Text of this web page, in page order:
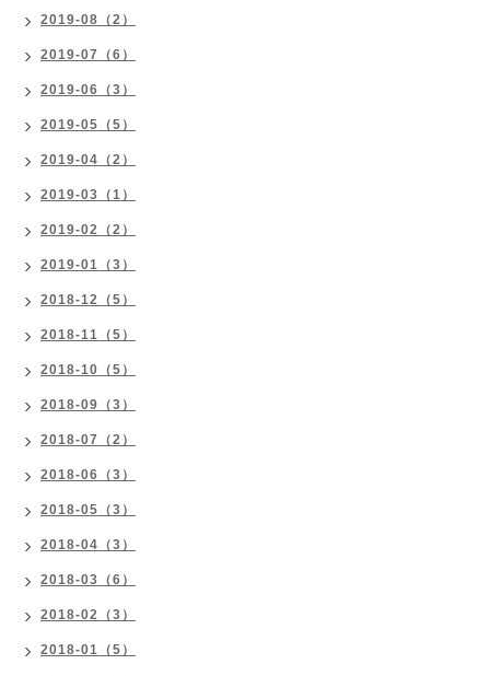
2019-08（2）
2019-07（6）
2019-06（3）
2019-05（5）
2019-04（2）
2019-03（1）
2019-02（2）
2019-01（3）
2018-12（5）
2018-11（5）
2018-10（5）
2018-09（3）
2018-07（2）
2018-06（3）
2018-05（3）
2018-04（3）
2018-03（6）
2018-02（3）
2018-01（5）